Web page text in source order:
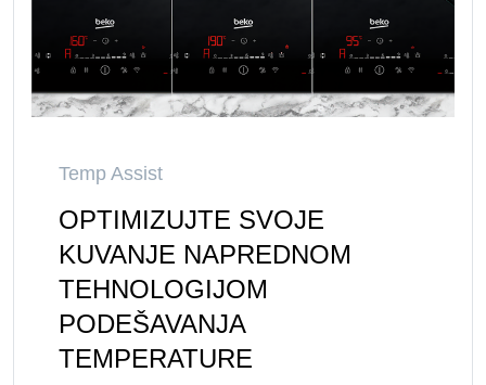
Temp Assist
OPTIMIZUJTE SVOJE
KUVANJE NAPREDNOM
TEHNOLOGIJOM
PODEŠAVANJA
TEMPERATURE